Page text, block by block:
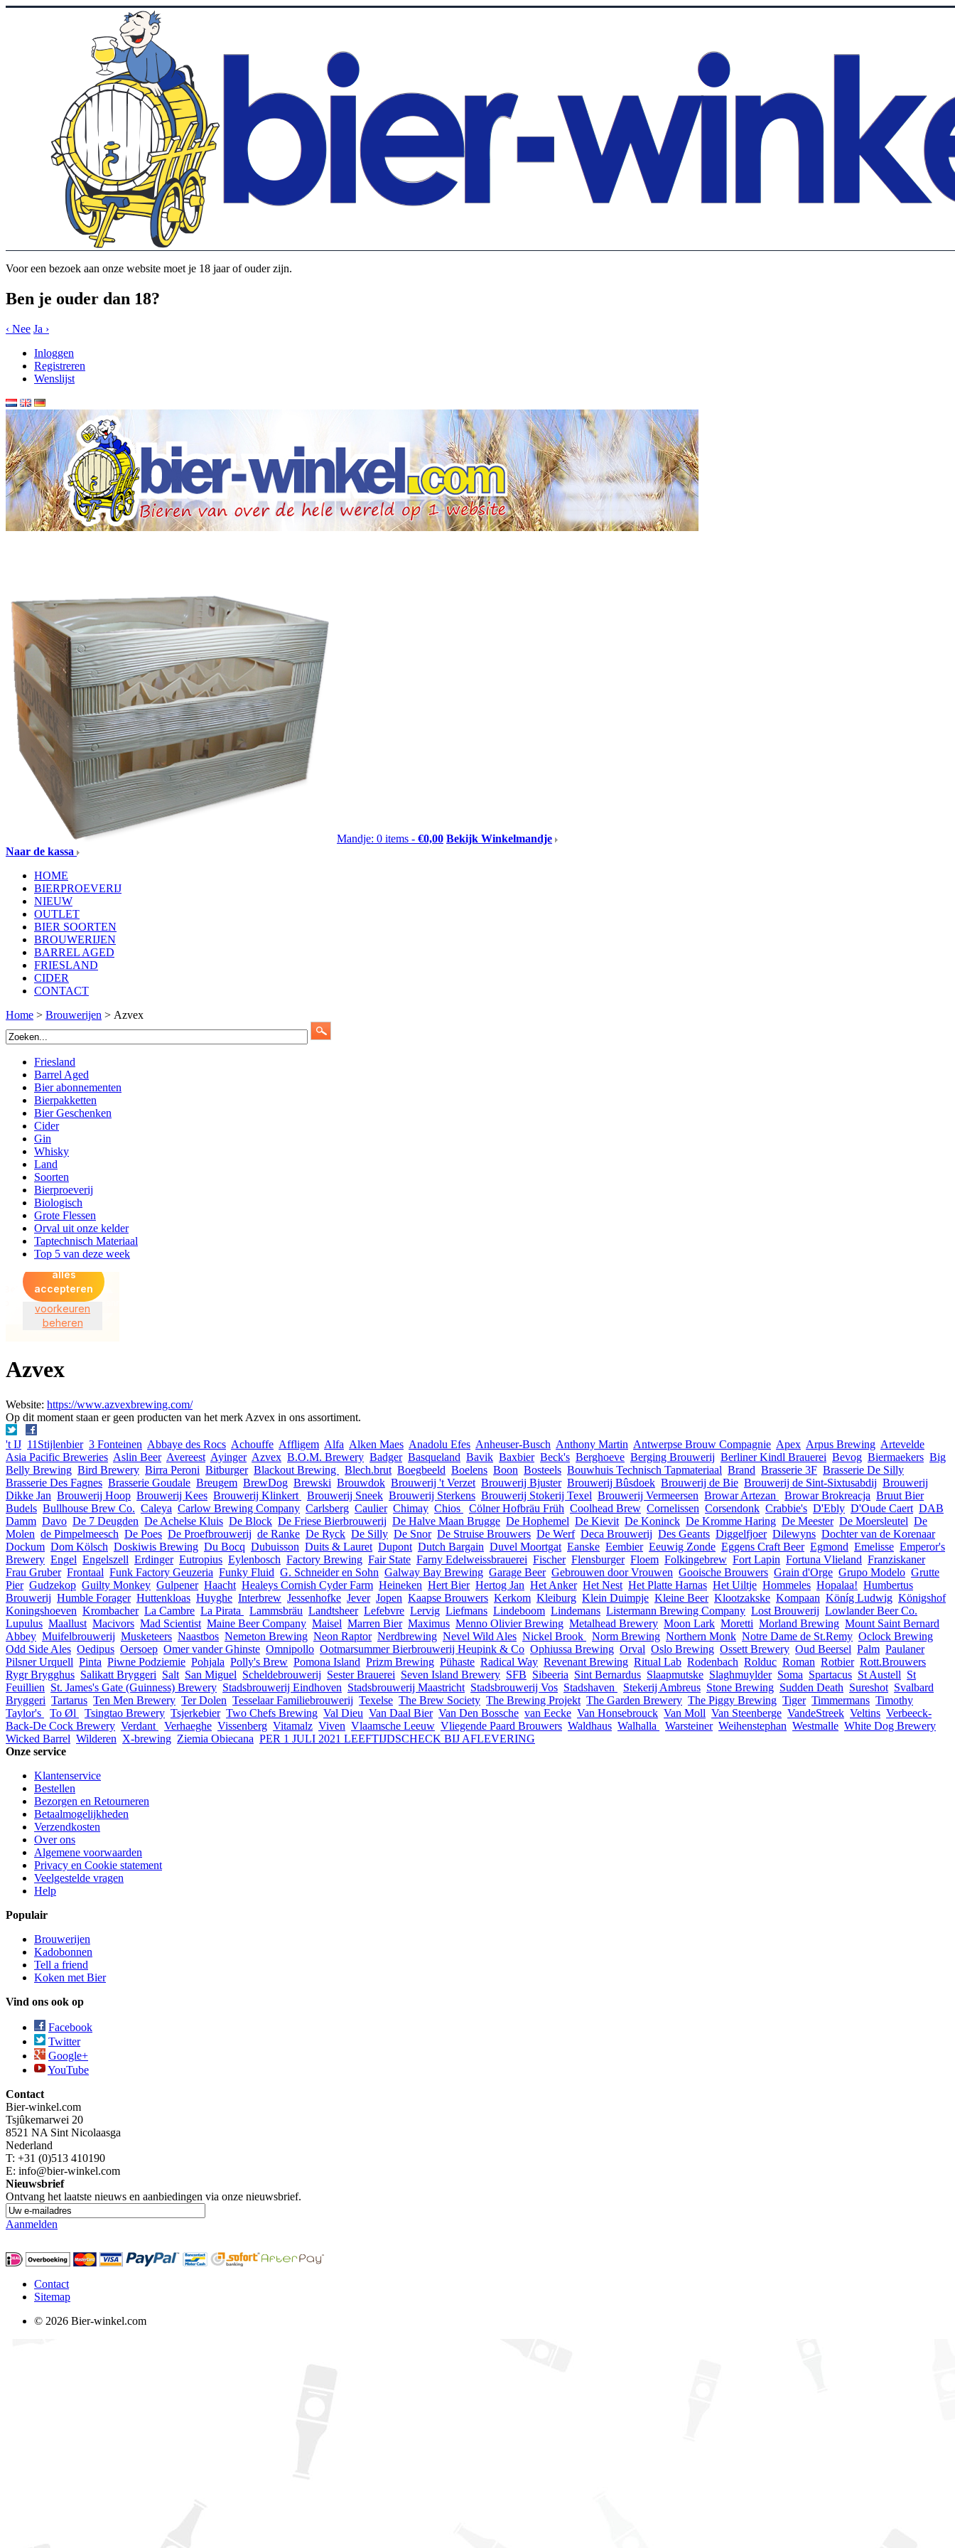
Voor een bezoek aan onze website moet je 18 jaar of ouder zijn.
Ben je ouder dan 18?
‹ Nee Ja ›
Inloggen
Registreren
Wenslijst
Mandje: 0 items - €0,00 Bekijk Winkelmandje
Naar de kassa
HOME
BIERPROEVERIJ
NIEUW
OUTLET
BIER SOORTEN
BROUWERIJEN
BARREL AGED
FRIESLAND
CIDER
CONTACT
Home > Brouwerijen > Azvex
Friesland
Barrel Aged
Bier abonnementen
Bierpakketten
Bier Geschenken
Cider
Gin
Whisky
Land
Soorten
Bierproeverij
Biologisch
Grote Flessen
Orval uit onze kelder
Taptechnisch Materiaal
Top 5 van deze week
Azvex
Website: https://www.azvexbrewing.com/
Op dit moment staan er geen producten van het merk Azvex in ons assortiment.
't IJ 11Stijlenbier 3 Fonteinen Abbaye des Rocs Achouffe Affligem Alfa Alken Maes Anadolu Efes Anheuser-Busch Anthony Martin Antwerpse Brouw Compagnie Apex Arpus Brewing Artevelde
Asia Pacific Breweries Aslin Beer Avereest Ayinger Azvex B.O.M. Brewery Badger Basqueland Bavik Baxbier Beck's Berghoeve Berging Brouwerij Berliner Kindl Brauerei Bevog Biermaekers Big
Belly Brewing Bird Brewery Birra Peroni Bitburger Blackout Brewing Blech.brut Boegbeeld Boelens Boon Bosteels Bouwhuis Technisch Tapmateriaal Brand Brasserie 3F Brasserie De Silly
Brasserie Des Fagnes Brasserie Goudale Breugem BrewDog Brewski Brouwdok Brouwerij 't Verzet Brouwerij Bjuster Brouwerij Bûsdoek Brouwerij de Bie Brouwerij de Sint-Sixtusabdij Brouwerij
Dikke Jan Brouwerij Hoop Brouwerij Kees Brouwerij Klinkert Brouwerij Sneek Brouwerij Sterkens Brouwerij Stokerij Texel Brouwerij Vermeersen Browar Artezan Browar Brokreacja Bruut Bier
Budels Bullhouse Brew Co. Caleya Carlow Brewing Company Carlsberg Caulier Chimay Chios Cölner Hofbräu Früh Coolhead Brew Cornelissen Corsendonk Crabbie's D'Ebly D'Oude Caert DAB
Damm Davo De 7 Deugden De Achelse Kluis De Block De Friese Bierbrouwerij De Halve Maan Brugge De Hophemel De Kievit De Koninck De Kromme Haring De Meester De Moersleutel De
Molen de Pimpelmeesch De Poes De Proefbrouwerij de Ranke De Ryck De Silly De Snor De Struise Brouwers De Werf Deca Brouwerij Des Geants Diggelfjoer Dilewyns Dochter van de Korenaar
Dockum Dom Kölsch Doskiwis Brewing Du Bocq Dubuisson Duits & Lauret Dupont Dutch Bargain Duvel Moortgat Eanske Eembier Eeuwig Zonde Eggens Craft Beer Egmond Emelisse Emperor's
Brewery Engel Engelszell Erdinger Eutropius Eylenbosch Factory Brewing Fair State Farny Edelweissbrauerei Fischer Flensburger Floem Folkingebrew Fort Lapin Fortuna Vlieland Franziskaner
Frau Gruber Frontaal Funk Factory Geuzeria Funky Fluid G. Schneider en Sohn Galway Bay Brewing Garage Beer Gebrouwen door Vrouwen Gooische Brouwers Grain d'Orge Grupo Modelo Grutte
Pier Gudzekop Guilty Monkey Gulpener Haacht Healeys Cornish Cyder Farm Heineken Hert Bier Hertog Jan Het Anker Het Nest Het Platte Harnas Het Uiltje Hommeles Hopalaa! Humbertus
Brouwerij Humble Forager Huttenkloas Huyghe Interbrew Jessenhofke Jever Jopen Kaapse Brouwers Kerkom Kleiburg Klein Duimpje Kleine Beer Klootzakske Kompaan Köníg Ludwig Königshof
Koningshoeven Krombacher La Cambre La Pirata Lammsbräu Landtsheer Lefebvre Lervig Liefmans Lindeboom Lindemans Listermann Brewing Company Lost Brouwerij Lowlander Beer Co.
Lupulus Maallust Macivors Mad Scientist Maine Beer Company Maisel Marren Bier Maximus Menno Olivier Brewing Metalhead Brewery Moon Lark Moretti Morland Brewing Mount Saint Bernard
Abbey Muifelbrouwerij Musketeers Naastbos Nemeton Brewing Neon Raptor Nerdbrewing Nevel Wild Ales Nickel Brook Norm Brewing Northern Monk Notre Dame de St.Remy Oclock Brewing
Odd Side Ales Oedipus Oersoep Omer vander Ghinste Omnipollo Ootmarsummer Bierbrouwerij Heupink & Co Ophiussa Brewing Orval Oslo Brewing Ossett Brewery Oud Beersel Palm Paulaner
Pilsner Urquell Pinta Piwne Podziemie Pohjala Polly's Brew Pomona Island Prizm Brewing Pühaste Radical Way Revenant Brewing Ritual Lab Rodenbach Rolduc Roman Rotbier Rott.Brouwers
Rygr Brygghus Salikatt Bryggeri Salt San Miguel Scheldebrouwerij Sester Brauerei Seven Island Brewery SFB Sibeeria Sint Bernardus Slaapmutske Slaghmuylder Soma Spartacus St Austell St
Feuillien St. James's Gate (Guinness) Brewery Stadsbrouwerij Eindhoven Stadsbrouwerij Maastricht Stadsbrouwerij Vos Stadshaven Stekerij Ambreus Stone Brewing Sudden Death Sureshot Svalbard
Bryggeri Tartarus Ten Men Brewery Ter Dolen Tesselaar Familiebrouwerij Texelse The Brew Society The Brewing Projekt The Garden Brewery The Piggy Brewing Tiger Timmermans Timothy
Taylor's
To Øl Tsingtao Brewery Tsjerkebier Two Chefs Brewing Val Dieu Van Daal Bier Van Den Bossche van Eecke Van Honsebrouck Van Moll Van Steenberge VandeStreek Veltins Verbeeck-
Back-De Cock Brewery Verdant Verhaeghe Vissenberg Vitamalz Viven Vlaamsche Leeuw Vliegende Paard Brouwers Waldhaus Walhalla Warsteiner Weihenstephan Westmalle White Dog Brewery
Wicked Barrel Wilderen X-brewing Ziemia Obiecana PER 1 JULI 2021 LEEFTIJDSCHECK BIJ AFLEVERING
Onze service
Klantenservice
Bestellen
Bezorgen en Retourneren
Betaalmogelijkheden
Verzendkosten
Over ons
Algemene voorwaarden
Privacy en Cookie statement
Veelgestelde vragen
Help
Populair
Brouwerijen
Kadobonnen
Tell a friend
Koken met Bier
Vind ons ook op
Facebook
Twitter
Google+
YouTube
Contact
Bier-winkel.com
Tsjûkemarwei 20
8521 NA Sint Nicolaasga
Nederland
T: +31 (0)513 410190
E: info@bier-winkel.com
Nieuwsbrief
Ontvang het laatste nieuws en aanbiedingen via onze nieuwsbrief.
Aanmelden
Contact
Sitemap
© 2026 Bier-winkel.com